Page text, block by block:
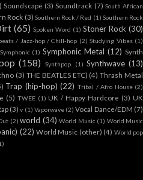
Soundscape (3) Soundtrack (7) South African
Rock (3) Southern Rock / Red (1) Southern Rock
(65) Spoken Word (1) Stoner Rock (30)
/ Jazz-hop / Chill-hop (2) Studying Vibes (1)
Symphonic (1) Symphonic Metal (12) Synth
(158) Synthpop. (1) Synthwave (13)
(3) THE BEATLES ETC) (4) Thrash Metal
Trap (hip-hop) (22) Tribal / Afro House (2)
(5) TWEE (1) UK / Happy Hardcore (3) UK
(3) v (1) Vaporwave (2) Vocal Dance/EDM (7)
(2) world (34) World Music (1) World Music
(22) World Music (other) (4) World pop